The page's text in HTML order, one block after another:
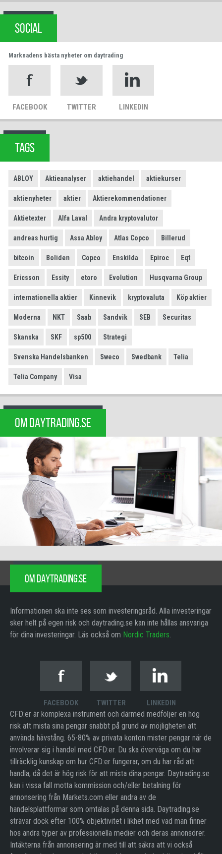
SOCIAL
Marknadens bästa nyheter om daytrading
FACEBOOK TWITTER LINKEDIN
TAGS
ABLOY Aktieanalyser aktiehandel aktiekurser
aktienyheter aktier Aktierekommendationer
Aktietexter Alfa Laval Andra kryptovalutor
andreas hurtig Assa Abloy Atlas Copco Billerud
bitcoin Boliden Copco Enskilda Epiroc Eqt
Ericsson Essity etoro Evolution Husqvarna Group
internationella aktier Kinnevik kryptovaluta Köp aktier
Moderna NKT Saab Sandvik SEB Securitas
Skanska SKF sp500 Strategi
Svenska Handelsbanken Sweco Swedbank Telia
Telia Company Visa
OM DAYTRADING.SE
OM DAYTRADING.SE
Informationen ska inte ses som investeringsråd. Alla investeringar
sker helt på egen risk och daytrading.se kan inte hållas ansvariga
för dina investeringar. Läs också om Nordic Traders.
FACEBOOK TWITTER LINKEDIN
CFD:er är komplexa instrument och därmed medföljer en hög
risk att mista sina pengar snabbt på grund av möjligheten att
använda hävstång. 65-80% av privata konton mister pengar när de
involverar sig i handel med CFD:er. Du ska överväga om du har
tillräcklig kunskap om hur CFD:er fungerar, om du har råd att
handla, då det är hög risk för att mista dina pengar. Daytrading.se
kan i vissa fall motta kommission och/eller betalning för
annonsering från Markets.com eller andra av de
handelsplattformar som omtalas på denna sida. Daytrading.se
strävar dock efter 100% objektivitet i likhet med vad man finner
hos andra typer av professionella medier och deras annonsörer.
Intäkterna från annonsering är med till att säkra att vi också